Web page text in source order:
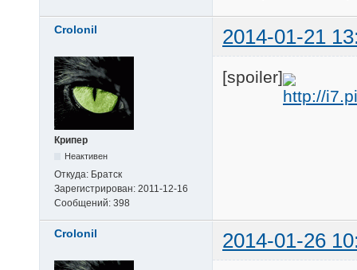
Crolonil 2014-01-21
Крипер
Неактивен
Откуда: Братск
Зарегистрирован: 2011-12-16
Сообщений: 398
[spoiler]
Crolonil 2014-01-26